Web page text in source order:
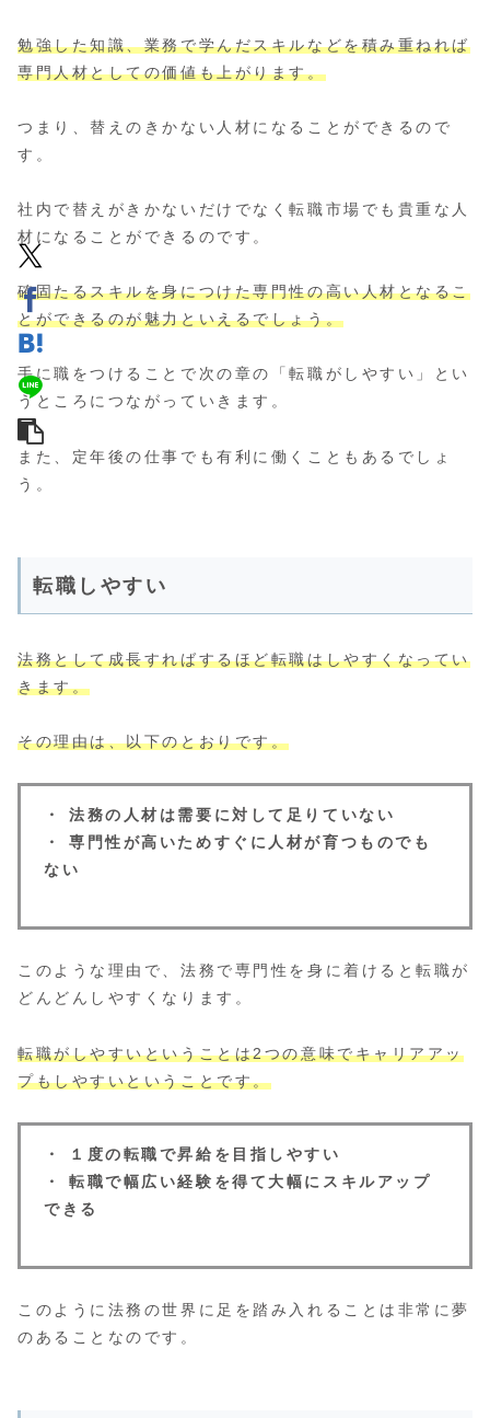
勉強した知識、業務で学んだスキルなどを積み重ねれば
専門人材としての価値も上がります。
つまり、替えのきかない人材になることができるので
す。
社内で替えがきかないだけでなく転職市場でも貴重な人
材になることができるのです。
確固たるスキルを身につけた専門性の高い人材となるこ
とができるのが魅力といえるでしょう。
手に職をつけることで次の章の「転職がしやすい」とい
うところにつながっていきます。
また、定年後の仕事でも有利に働くこともあるでしょ
う。
転職しやすい
法務として成長すればするほど転職はしやすくなってい
きます。
その理由は、以下のとおりです。
・ 法務の人材は需要に対して足りていない
・ 専門性が高いためすぐに人材が育つものでも
ない
このような理由で、法務で専門性を身に着けると転職が
どんどんしやすくなります。
転職がしやすいということは2つの意味でキャリアアッ
プもしやすいということです。
・ １度の転職で昇給を目指しやすい
・ 転職で幅広い経験を得て大幅にスキルアップ
できる
このように法務の世界に足を踏み入れることは非常に夢
のあることなのです。